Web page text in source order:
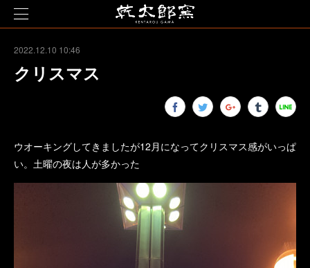
2022.12.10 10:46
クリスマス
ウオーキングしてきましたが12月になってクリスマス感がいっぱ
い。土曜の夜は人が多かった